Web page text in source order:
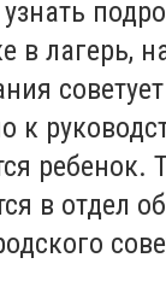
в лагерь,
к
ребенок.
в отдел